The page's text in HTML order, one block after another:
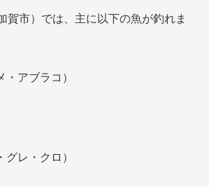
賀市）では、主に以下の魚が釣れま
アブラコ）
レ・クロ）